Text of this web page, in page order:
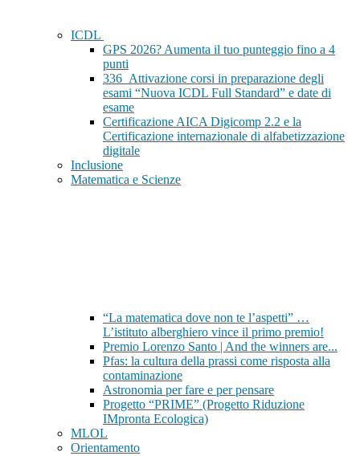
ICDL
GPS 2026? Aumenta il tuo punteggio fino a 4
punti
336_Attivazione corsi in preparazione degli
esami “Nuova ICDL Full Standard” e date di
esame
Certificazione AICA Digicomp 2.2 e la
Certificazione internazionale di alfabetizzazione
digitale
Inclusione
Matematica e Scienze
“La matematica dove non te l’aspetti” …
L’istituto alberghiero vince il primo premio!
Premio Lorenzo Santo | And the winners are...
Pfas: la cultura della prassi come risposta alla
contaminazione
Astronomia per fare e per pensare
Progetto “PRIME” (Progetto Riduzione
IMpronta Ecologica)
MLOL
Orientamento